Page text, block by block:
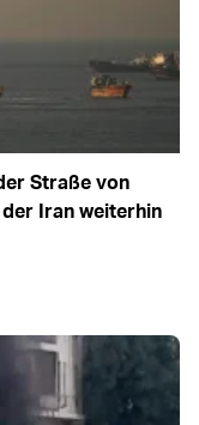
Straße von
Iran weiterhin